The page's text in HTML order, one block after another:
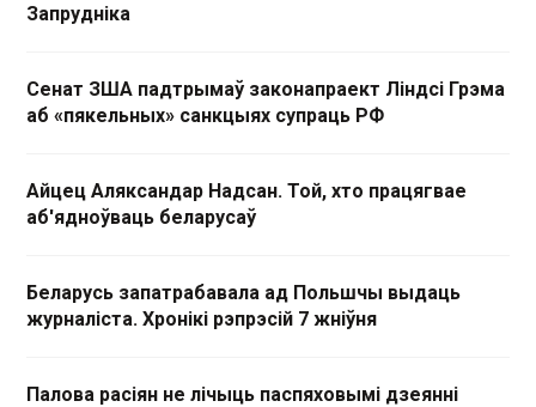
Запрудніка
Сенат ЗША падтрымаў законапраект Ліндсі Грэма
аб «пякельных» санкцыях супраць РФ
Айцец Аляксандар Надсан. Той, хто працягвае
аб'ядноўваць беларусаў
Беларусь запатрабавала ад Польшчы выдаць
журналіста. Хронікі рэпрэсій 7 жніўня
Палова расіян не лічыць паспяховымі дзеянні